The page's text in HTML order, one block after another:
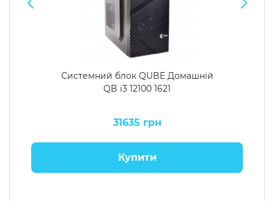
Системний блок QUBE Домашній
QB i3 12100 1621
31635 грн
Купити